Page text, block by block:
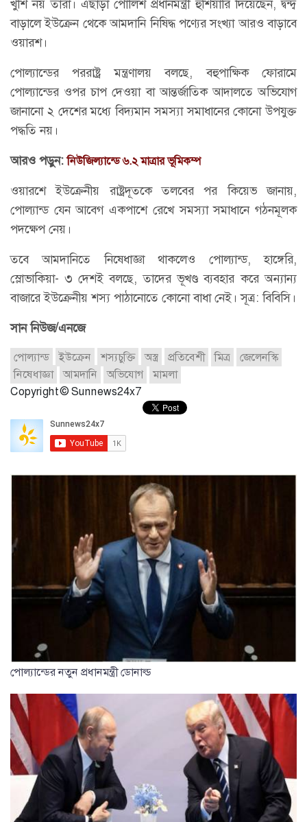
খুশি নয় তারা। এছাড়া পোলিশ প্রধানমন্ত্রী হুঁশিয়ারি দিয়েছেন, দ্বন্দ্ব
বাড়ালে ইউক্রেন থেকে আমদানি নিষিদ্ধ পণ্যের সংখ্যা আরও বাড়াবে
ওয়ারশ।
পোল্যান্ডের পররাষ্ট্র মন্ত্রণালয় বলছে, বহুপাক্ষিক ফোরামে
পোল্যান্ডের ওপর চাপ দেওয়া বা আন্তর্জাতিক আদালতে অভিযোগ
জানানো ২ দেশের মধ্যে বিদ্যমান সমস্যা সমাধানের কোনো উপযুক্ত
পদ্ধতি নয়।
আরও পড়ুন:নিউজিল্যান্ডে ৬.২ মাত্রার ভূমিকম্প
ওয়ারশে ইউক্রেনীয় রাষ্ট্রদূতকে তলবের পর কিয়েভ জানায়,
পোল্যান্ড যেন আবেগ একপাশে রেখে সমস্যা সমাধানে গঠনমূলক
পদক্ষেপ নেয়।
তবে আমদানিতে নিষেধাজ্ঞা থাকলেও পোল্যান্ড, হাঙ্গেরি,
স্লোভাকিয়া- ৩ দেশই বলছে, তাদের ভূখণ্ড ব্যবহার করে অন্যান্য
বাজারে ইউক্রেনীয় শস্য পাঠানোতে কোনো বাধা নেই। সূত্র: বিবিসি।
সান নিউজ/এনজে
পোল্যান্ড ইউক্রেন শস্যচুক্তি অস্ত্র প্রতিবেশী মিত্র
জেলেনস্কি
নিষেধাজ্ঞা
আমদানি অভিযোগ
মামলা
Copyright © Sunnews24x7
পোল্যান্ডের নতুন প্রধানমন্ত্রী ডোনাল্ড